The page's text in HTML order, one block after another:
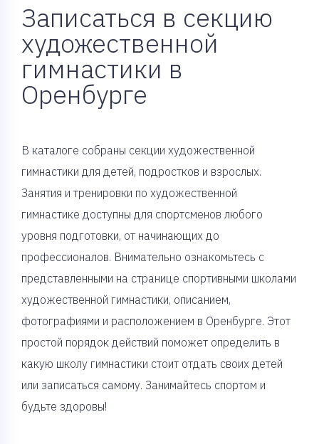
Записаться в секцию
художественной
гимнастики в
Оренбурге
В каталоге собраны секции художественной
гимнастики для детей, подростков и взрослых.
Занятия и тренировки по художественной
гимнастике доступны для спортсменов любого
уровня подготовки, от начинающих до
профессионалов. Внимательно ознакомьтесь с
представленными на странице спортивными школами
художественной гимнастики, описанием,
фотографиями и расположением в Оренбурге. Этот
простой порядок действий поможет определить в
какую школу гимнастики стоит отдать своих детей
или записаться самому. Занимайтесь спортом и
будьте здоровы!